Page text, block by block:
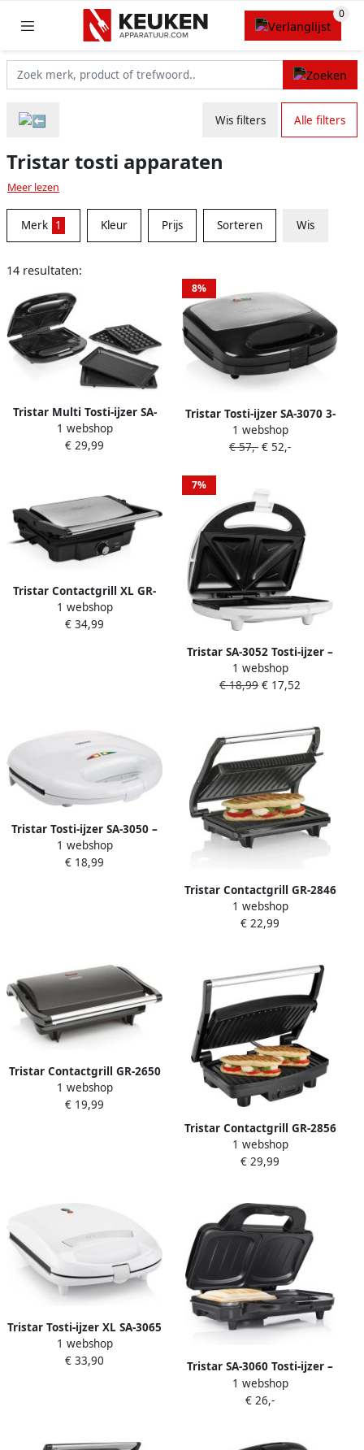
Wis filters Alle filters
Tristar tosti apparaten
Meer lezen
Merk 1 Kleur Prijs Sorteren Wis
14 resultaten:
Tristar Multi Tosti-ijzer SA-
3071 Sandwich maker 3 in 1
Tosti-ijzer Wafelijzer en
Wafels en Panini's Inclusief
antiaanbaklaag
1 webshop
€ 29,99
8%
Tristar Tosti-ijzer SA-3070 3-
in-1 met tosti- grill- en
wafelplaten Anti-
1 webshop
€ 57,- € 52,-
Tristar Contactgrill XL GR-
2852 Panini Grill XL Tosti-
ijzer 180⁰ te openen Tafel
1 webshop
€ 34,99
7%
Tristar SA-3052 Tosti-ijzer –
Geschikt voor 2 tosti s
Antiaanbaklaag Tosti
1 webshop
€ 18,99 € 17,52
Tristar Tosti-ijzer SA-3050 –
Geschikt voor 2 tosti s
Antiaanbaklaag Tosti
1 webshop
€ 18,99
Tristar Contactgrill GR-2846
Panini Grill en Tosti-ijzer
Anti-aanbaklaag Zwevend
1 webshop
€ 22,99
Tristar Contactgrill GR-2650
700W Tosti apparaat Panini
grill- 22 5x14cm
1 webshop
€ 19,99
Tristar Contactgrill GR-2856
– Panini Grill met
Antiaanbaklaag – Cool
1 webshop
€ 29,99
Tristar Tosti-ijzer XL SA-3065
Geschikt voor 4 Tosti's Anti-
aanbaklaag Tosti apparaat
1 webshop
€ 33,90
Tristar SA-3060 Tosti-ijzer –
Tosti apparaat met anti-
aanbaklaag Cool Touch
1 webshop
€ 26,-